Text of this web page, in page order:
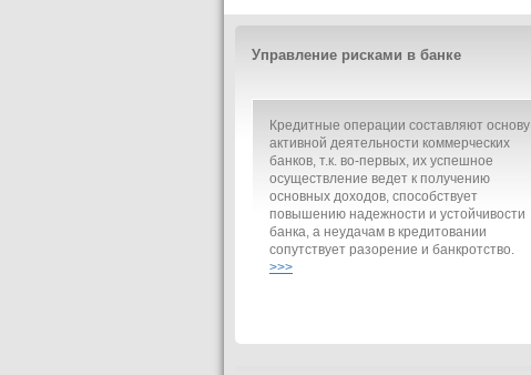
Управление рисками в банке
Кредитные операции составляют основу
активной деятельности коммерческих
банков, т.к. во-первых, их успешное
осуществление ведет к получению
основных доходов, способствует
повышению надежности и устойчивости
банка, а неудачам в кредитовании
сопутствует разорение и банкротство.
>>>